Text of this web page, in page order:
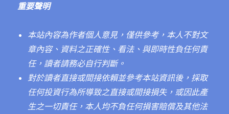
重要聲明
本站內容為作者個人意見，僅供參考，本人不對文
章內容、資料之正確性、看法、與即時性負任何責
任，讀者請務必自行判斷。
對於讀者直接或間接依賴並參考本站資訊後，採取
任何投資行為所導致之直接或間接損失，或因此產
生之一切責任，本人均不負任何損害賠償及其他法